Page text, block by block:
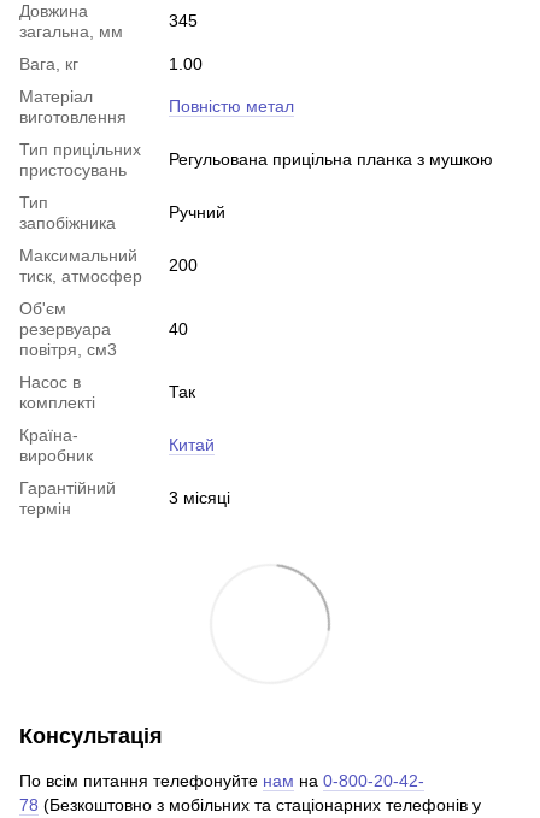
Довжина
загальна, мм
345
Вага, кг
1.00
Матеріал
виготовлення
Повністю метал
Тип прицільних
пристосувань
Регульована прицільна планка з мушкою
Тип
запобіжника
Ручний
Максимальний
тиск, атмосфер
200
Об'єм
резервуара
повітря, см3
40
Насос в
комплекті
Так
Країна-
виробник
Китай
Гарантійний
термін
3 місяці
Консультація
По всім питання телефонуйте нам на 0-800-20-42-
78 (Безкоштовно з мобільних та стаціонарних телефонів у